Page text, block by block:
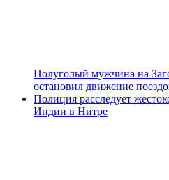
Полуголый мужчина на
остановил движение
Полиция расследует
Индии в Нитре